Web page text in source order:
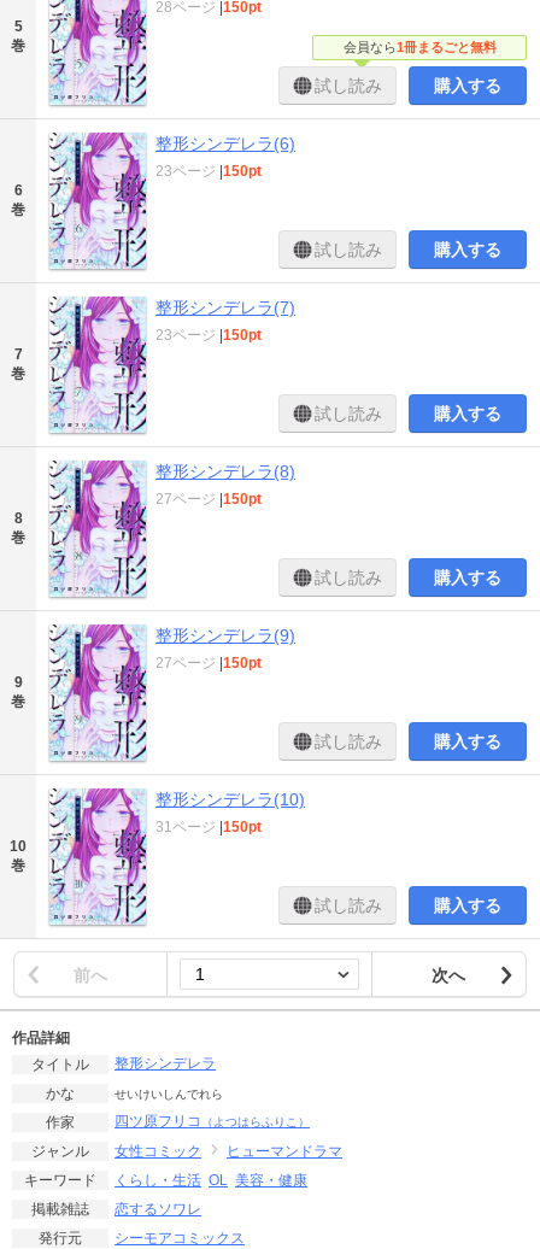
5
巻
会員なら1冊まるごと無料
28ページ 150pt
試し読み 購入する
6
巻
整形シンデレラ(6)
23ページ 150pt
試し読み 購入する
7
巻
整形シンデレラ(7)
23ページ 150pt
試し読み 購入する
8
巻
整形シンデレラ(8)
27ページ 150pt
試し読み 購入する
9
巻
整形シンデレラ(9)
27ページ 150pt
試し読み 購入する
10
巻
整形シンデレラ(10)
31ページ 150pt
試し読み 購入する
前へ 次へ
作品詳細
タイトル
整形シンデレラ
かな
せいけいしんでれら
作家 四ツ原フリコ （よつはらふりこ）
ジャンル 女性コミック
ヒューマンドラマ
キーワード
くらし・生活 OL
美容・健康
掲載雑誌
恋するソワレ
発行元
シーモアコミックス